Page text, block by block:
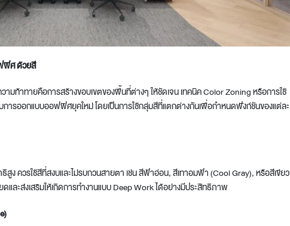
ฟิศ ด้วยสี
มท้าทายคือการสร้างขอบเขตของพื้นที่ต่างๆ ให้ชัดเจน เทคนิค Color Zoningหรือการใช้
ารออกแบบออฟฟิศยุคใหม่ โดยเป็นการใช้กลุ่มสีที่แตกต่างกันเพื่อกำหนดฟังก์ชันของแต่ละ
ควรใช้สีที่สงบและไม่รบกวนสายตา เช่น สีฟ้าอ่อน, สีเทาอมฟ้า (Cool Gray), หรือสีเขียว
และส่งเสริมให้เกิดการทำงานแบบ Deep Work ได้อย่างมีประสิทธิภาพ